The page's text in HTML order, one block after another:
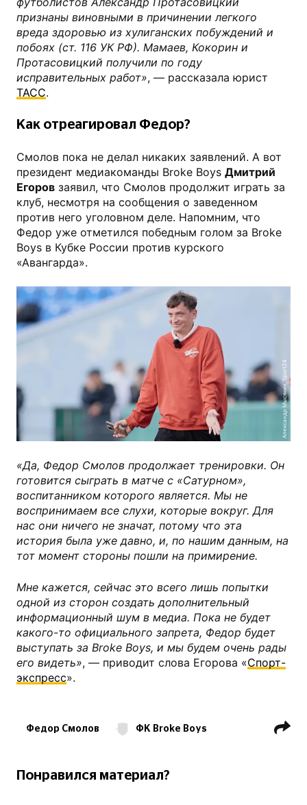
признаны виновными в причинении легкого
вреда здоровью из хулиганских побуждений и
побоях (ст. 116 УК РФ). Мамаев, Кокорин и
Протасовицкий получили по году
исправительных работ», — рассказала юрист
ТАСС.
Как отреагировал Федор?
Смолов пока не делал никаких заявлений. А вот
президент медиакоманды Broke Boys Дмитрий
Егоров заявил, что Смолов продолжит играть за
клуб, несмотря на сообщения о заведенном
против него уголовном деле. Напомним, что
Федор уже отметился победным голом за Broke
Boys в Кубке России против курского
«Авангарда».
Александр Мысякин, Sport24
«Да, Федор Смолов продолжает тренировки. Он
готовится сыграть в матче с «Сатурном»,
воспитанником которого является. Мы не
воспринимаем все слухи, которые вокруг. Для
нас они ничего не значат, потому что эта
история была уже давно, и, по нашим данным, на
тот момент стороны пошли на примирение.
Мне кажется, сейчас это всего лишь попытки
одной из сторон создать дополнительный
информационный шум в медиа. Пока не будет
какого-то официального запрета, Федор будет
выступать за Broke Boys, и мы будем очень рады
его видеть», — приводит слова Егорова «Спорт-
экспресс».
Федор Смолов ФК Broke Boys
ФК Динамо Москва
Понравился материал?